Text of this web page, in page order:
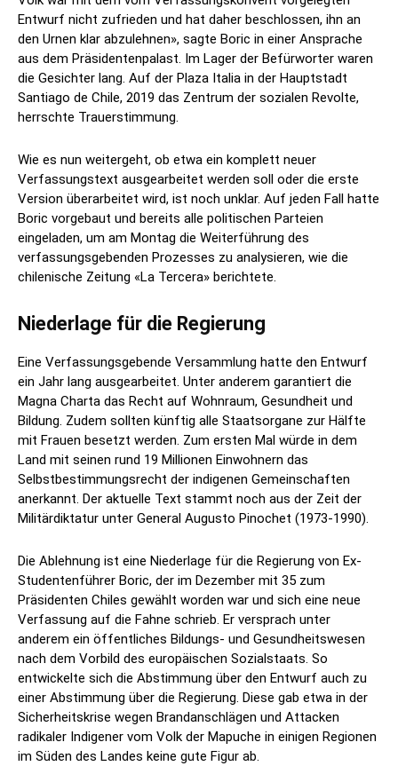
Entwurf nicht zufrieden und hat daher beschlossen, ihn an
den Urnen klar abzulehnen», sagte Boric in einer Ansprache
aus dem Präsidentenpalast. Im Lager der Befürworter waren
die Gesichter lang. Auf der Plaza Italia in der Hauptstadt
Santiago de Chile, 2019 das Zentrum der sozialen Revolte,
herrschte Trauerstimmung.
Wie es nun weitergeht, ob etwa ein komplett neuer
Verfassungstext ausgearbeitet werden soll oder die erste
Version überarbeitet wird, ist noch unklar. Auf jeden Fall hatte
Boric vorgebaut und bereits alle politischen Parteien
eingeladen, um am Montag die Weiterführung des
verfassungsgebenden Prozesses zu analysieren, wie die
chilenische Zeitung «La Tercera» berichtete.
Niederlage für die Regierung
Eine Verfassungsgebende Versammlung hatte den Entwurf
ein Jahr lang ausgearbeitet. Unter anderem garantiert die
Magna Charta das Recht auf Wohnraum, Gesundheit und
Bildung. Zudem sollten künftig alle Staatsorgane zur Hälfte
mit Frauen besetzt werden. Zum ersten Mal würde in dem
Land mit seinen rund 19 Millionen Einwohnern das
Selbstbestimmungsrecht der indigenen Gemeinschaften
anerkannt. Der aktuelle Text stammt noch aus der Zeit der
Militärdiktatur unter General Augusto Pinochet (1973-1990).
Die Ablehnung ist eine Niederlage für die Regierung von Ex-
Studentenführer Boric, der im Dezember mit 35 zum
Präsidenten Chiles gewählt worden war und sich eine neue
Verfassung auf die Fahne schrieb. Er versprach unter
anderem ein öffentliches Bildungs- und Gesundheitswesen
nach dem Vorbild des europäischen Sozialstaats. So
entwickelte sich die Abstimmung über den Entwurf auch zu
einer Abstimmung über die Regierung. Diese gab etwa in der
Sicherheitskrise wegen Brandanschlägen und Attacken
radikaler Indigener vom Volk der Mapuche in einigen Regionen
im Süden des Landes keine gute Figur ab.